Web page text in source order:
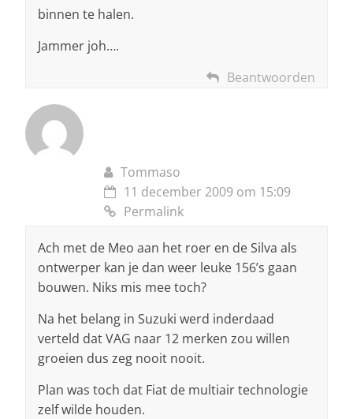
binnen te halen.
Jammer joh….
Beantwoorden
Tommaso
11 december 2009 om 15:09
Permalink
Ach met de Meo aan het roer en de Silva als
ontwerper kan je dan weer leuke 156’s gaan
bouwen. Niks mis mee toch?
Na het belang in Suzuki werd inderdaad
verteld dat VAG naar 12 merken zou willen
groeien dus zeg nooit nooit.
Plan was toch dat Fiat de multiair technologie
zelf wilde houden.